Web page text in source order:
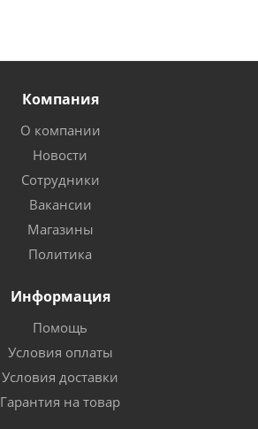
Компания
О компании
Новости
Сотрудники
Вакансии
Магазины
Политика
Информация
Помощь
Условия оплаты
Условия доставки
Гарантия на товар